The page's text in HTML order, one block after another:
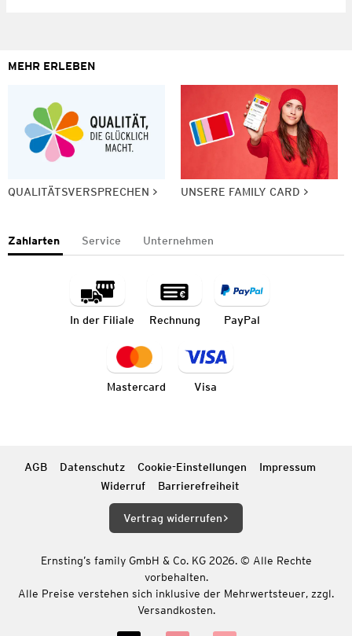
MEHR ERLEBEN
QUALITÄTSVERSPRECHEN UNSERE FAMILY CARD
Zahlarten Service Unternehmen
In der Filiale Rechnung PayPal
Mastercard Visa
AGB Datenschutz Cookie-Einstellungen
Impressum
Widerruf
Barrierefreiheit
Vertrag widerrufen
Ernsting’s family GmbH & Co. KG 2026. © Alle Rechte
vorbehalten.
Alle Preise verstehen sich inklusive der Mehrwertsteuer, zzgl.
Versandkosten.